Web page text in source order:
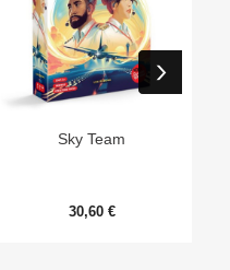
Sky Team
30,60 €